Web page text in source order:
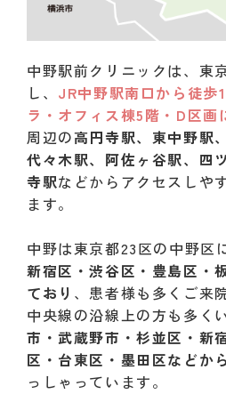
中野駅前クリニックは、東
し、 JR中野駅南口から徒歩
ラ・オフィス棟5階・D区画
周辺の高円寺駅、東中野駅
代々木駅、阿佐ヶ谷駅、四
寺駅などからアクセスしや
ます。
中野は東京都23区の中野区
新宿区・渋谷区・豊島区・
ており 、患者様も多くご来
中央線の沿線上の方も多く
市・武蔵野市・杉並区・新
区・台東区・墨田区などか
っしゃっています。